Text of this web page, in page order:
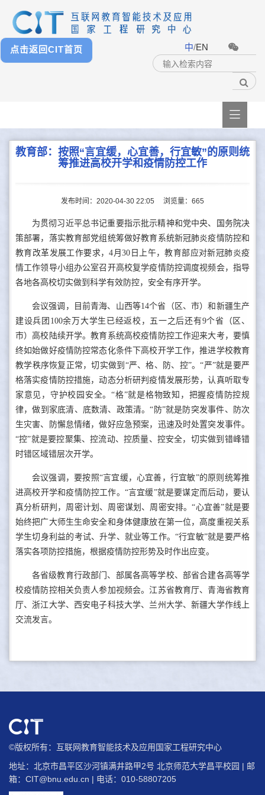
点击返回CIT首页 中/EN

教育部：按照“言宜缓，心宜善，行宜敏”的原则统
筹推进高校开学和疫情防控工作
发布时间：2020-04-30 22:05 浏览量： 665
为贯彻习近平总书记重要指示批示精神和党中央、国务院决
策部署，落实教育部党组统筹做好教育系统新冠肺炎疫情防控和
教育改革发展工作要求，4月30日上午，教育部应对新冠肺炎疫
情工作领导小组办公室召开高校复学疫情防控调度视频会，指导
各地各高校切实做到科学有效防控，安全有序开学。
会议强调，目前青海、山西等14个省（区、市）和新疆生产
建设兵团100余万大学生已经返校，五一之后还有9个省（区、
市）高校陆续开学。教育系统高校疫情防控工作迎来大考，要慎
终如始做好疫情防控常态化条件下高校开学工作，推进学校教育
教学秩序恢复正常，切实做到“严、格、防、控”。“严”就是要严
格落实疫情防控措施，动态分析研判疫情发展形势，认真听取专
家意见，守护校园安全。“格”就是格物致知，把握疫情防控规
律，做到家底清、底数清、政策清。“防”就是防突发事件、防次
生灾害、防懈怠情绪，做好应急预案，迅速及时处置突发事件。
“控”就是要控聚集、控流动、控质量、控安全，切实做到错峰错
时错区域错层次开学。
会议强调，要按照“言宜缓，心宜善，行宜敏”的原则统筹推
进高校开学和疫情防控工作。“言宜缓”就是要谋定而后动，要认
真分析研判，周密计划、周密谋划、周密安排。“心宜善”就是要
始终把广大师生生命安全和身体健康放在第一位，高度重视关系
学生切身利益的考试、升学、就业等工作。“行宜敏”就是要严格
落实各项防控措施，根据疫情防控形势及时作出应变。
各省级教育行政部门、部属各高等学校、部省合建各高等学
校疫情防控相关负责人参加视频会。江苏省教育厅、青海省教育
厅、浙江大学、西安电子科技大学、兰州大学、新疆大学作线上
交流发言。
©版权所有：互联网教育智能技术及应用国家工程研究中心
地址：北京市昌平区沙河镇满井路甲2号 北京师范大学昌平校园 | 邮
箱： CIT@bnu.edu.cn | 电话：010-58807205